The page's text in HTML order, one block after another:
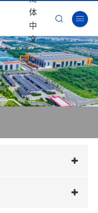
体
中
文
 